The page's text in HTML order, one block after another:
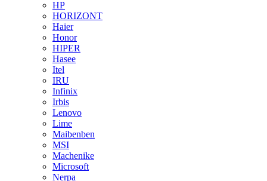
HP
HORIZONT
Haier
Honor
HIPER
Hasee
Itel
IRU
Infinix
Irbis
Lenovo
Lime
Maibenben
MSI
Machenike
Microsoft
Nerpa